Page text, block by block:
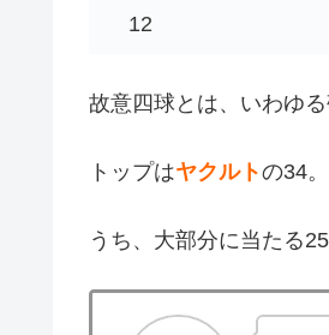
12
故意四球とは、いわゆる
トップはヤクルトの34。
うち、大部分に当たる